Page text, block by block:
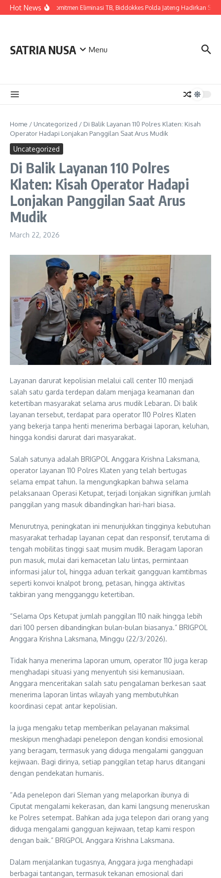
Skip to content
Hot News
Wujudkan Komitmen Eliminasi TB, Biddokkes Polda Jateng Hadirkan
SATRIA NUSA Menu
Home / Uncategorized / Di Balik Layanan 110 Polres Klaten: Kisah
Operator Hadapi Lonjakan Panggilan Saat Arus Mudik
Uncategorized
Di Balik Layanan 110 Polres
Klaten: Kisah Operator Hadapi
Lonjakan Panggilan Saat Arus
Mudik
March 22, 2026
Layanan darurat kepolisian melalui call center 110 menjadi
salah satu garda terdepan dalam menjaga keamanan dan
ketertiban masyarakat selama arus mudik Lebaran. Di balik
layanan tersebut, terdapat para operator 110 Polres Klaten
yang bekerja tanpa henti menerima berbagai laporan, keluhan,
hingga kondisi darurat dari masyarakat.
Salah satunya adalah BRIGPOL Anggara Krishna Laksmana,
operator layanan 110 Polres Klaten yang telah bertugas
selama empat tahun. Ia mengungkapkan bahwa selama
pelaksanaan Operasi Ketupat, terjadi lonjakan signifikan jumlah
panggilan yang masuk dibandingkan hari-hari biasa.
Menurutnya, peningkatan ini menunjukkan tingginya kebutuhan
masyarakat terhadap layanan cepat dan responsif, terutama di
tengah mobilitas tinggi saat musim mudik. Beragam laporan
pun masuk, mulai dari kemacetan lalu lintas, permintaan
informasi jalur tol, hingga aduan terkait gangguan kamtibmas
seperti konvoi knalpot brong, petasan, hingga aktivitas
takbiran yang mengganggu ketertiban.
“Selama Ops Ketupat jumlah panggilan 110 naik hingga lebih
dari 100 persen dibandingkan bulan-bulan biasanya.” BRIGPOL
Anggara Krishna Laksmana, Minggu (22/3/2026).
Tidak hanya menerima laporan umum, operator 110 juga kerap
menghadapi situasi yang menyentuh sisi kemanusiaan.
Anggara menceritakan salah satu pengalaman berkesan saat
menerima laporan lintas wilayah yang membutuhkan
koordinasi cepat antar kepolisian.
Ia juga mengaku tetap memberikan pelayanan maksimal
meskipun menghadapi penelepon dengan kondisi emosional
yang beragam, termasuk yang diduga mengalami gangguan
kejiwaan. Bagi dirinya, setiap panggilan tetap harus ditangani
dengan pendekatan humanis.
“Ada penelepon dari Sleman yang melaporkan ibunya di
Ciputat mengalami kekerasan, dan kami langsung meneruskan
ke Polres setempat. Bahkan ada juga telepon dari orang yang
diduga mengalami gangguan kejiwaan, tetap kami respon
dengan baik.” BRIGPOL Anggara Krishna Laksmana.
Dalam menjalankan tugasnya, Anggara juga menghadapi
berbagai tantangan, termasuk tekanan emosional dari